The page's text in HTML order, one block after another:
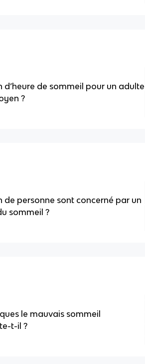
d’heure de sommeil pour un adulte
?
de personne sont concerné par un
sommeil ?
le mauvais sommeil
t-il ?